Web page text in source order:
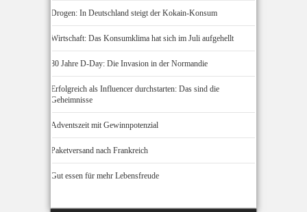
Drogen: In Deutschland steigt der Kokain-Konsum
Wirtschaft: Das Konsumklima hat sich im Juli aufgehellt
80 Jahre D-Day: Die Invasion in der Normandie
Erfolgreich als Influencer durchstarten: Das sind die
Geheimnisse
Adventszeit mit Gewinnpotenzial
Paketversand nach Frankreich
Gut essen für mehr Lebensfreude